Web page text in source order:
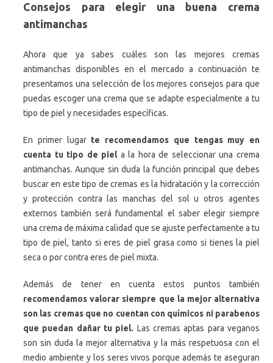
Consejos para elegir una buena crema
antimanchas
Ahora que ya sabes cuáles son las mejores cremas
antimanchas disponibles en el mercado a continuación te
presentamos una selección de los mejores consejos para que
puedas escoger una crema que se adapte especialmente a tu
tipo de piel y necesidades específicas.
En primer lugar te recomendamos que tengas muy en
cuenta tu tipo de piela la hora de seleccionar una crema
antimanchas. Aunque sin duda la función principal que debes
buscar en este tipo de cremas es la hidratación y la corrección
y protección contra las manchas del sol u otros agentes
externos también será fundamental el saber elegir siempre
una crema de máxima calidad que se ajuste perfectamente a tu
tipo de piel, tanto si eres de piel grasa como si tienes la piel
seca o por contra eres de piel mixta.
Además de tener en cuenta estos puntos también
recomendamos valorar siempre que la mejor alternativa
son las cremas que no cuentan con químicos ni parabenos
que puedan dañar tu piel. Las cremas aptas para veganos
son sin duda la mejor alternativa y la más respetuosa con el
medio ambiente y los seres vivos porque además te aseguran